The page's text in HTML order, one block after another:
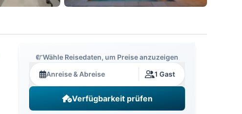
Wähle Reisedaten, um Preise anzuzeigen
Anreise & Abreise 1 Gast
Verfügbarkeit prüfen